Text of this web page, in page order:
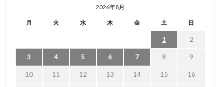
2026年8月
月 火 水 木 金 土 日
1 2
3 4 5 6 7 8 9
10 11 12 13 14 15 16